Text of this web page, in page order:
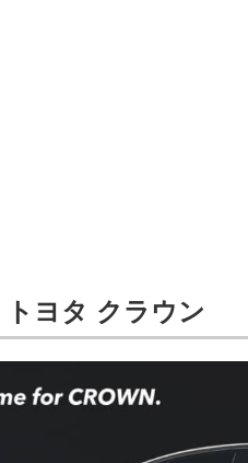
トヨタ クラウン